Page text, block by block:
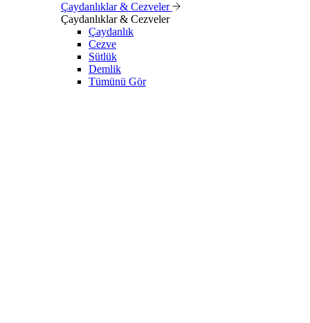
Çaydanlıklar & Cezveler
Çaydanlıklar & Cezveler
Çaydanlık
Cezve
Sütlük
Demlik
Tümünü Gör